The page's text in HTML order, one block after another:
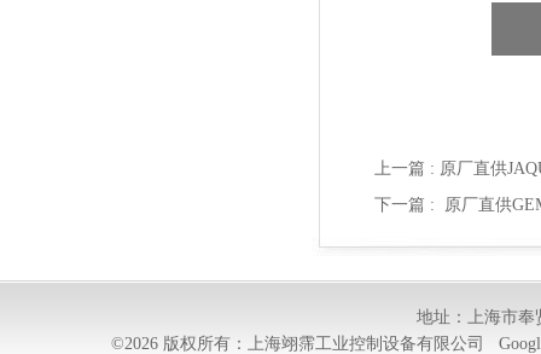
上一篇 : 原厂直供
下一篇 : 原厂直供
地址：上海市奉
©2026 版权所有：上海翊霈工业控制设备有限公司